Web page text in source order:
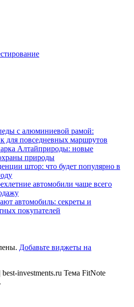
с алюминиевой рамой:
для повседневных маршрутов
Алтайприроды: новые
природы
штор: что будет популярно в
автомобили чаще всего
автомобиль: секреты и
покупателей
Добавьте виджеты на
investments.ru Тема FitNote
.